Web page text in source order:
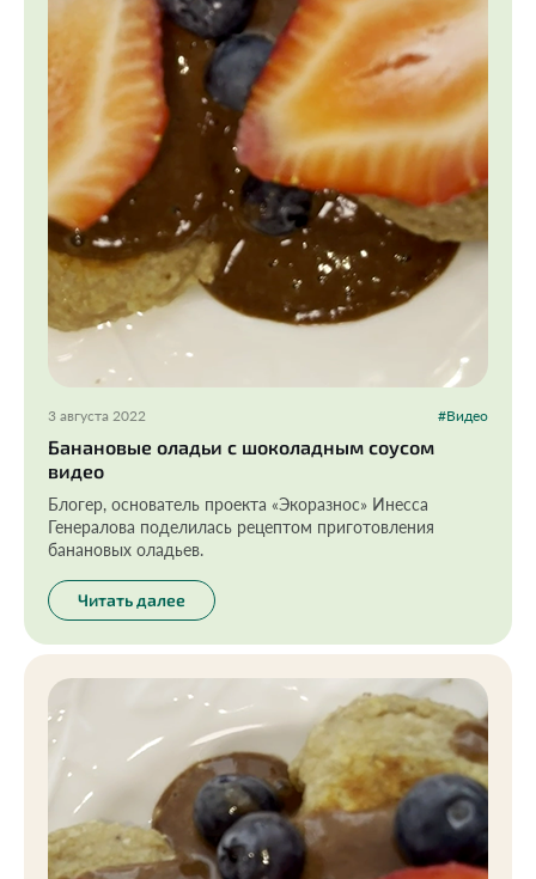
3 августа 2022 #Видео
Банановые оладьи с шоколадным соусом
видео
Блогер, основатель проекта «Экоразнос» Инесса
Генералова поделилась рецептом приготовления
банановых оладьев.
Читать далее